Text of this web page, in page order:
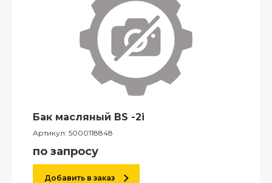
Бак масляный BS -2i
Артикул: 5000118848
по запросу
Добавить в заказ